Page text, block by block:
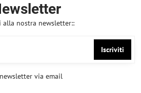
alla nostra newsletter::
Iscriviti
via email